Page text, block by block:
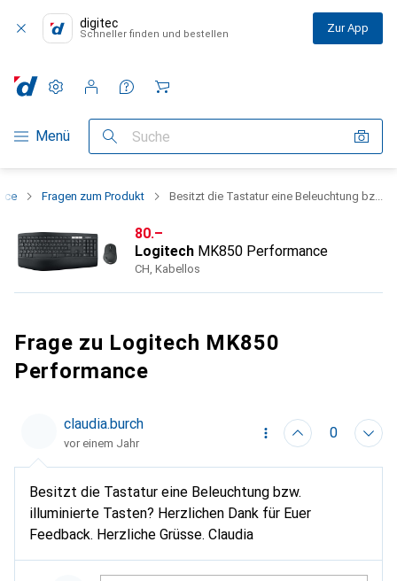
digitec
Schneller finden und bestellen Zur App
Navigation nach Kategorien
Menü Suche
Einstellungen
Kundenkonto
Vergleichslisten
Merklisten
Warenkorb
Fragen zum Produkt Besitzt die Tastatur eine Beleuchtung bz...
CHF
80.–
Logitech MK850 Performance
CH, Kabellos
Frage zu Logitech MK850
Performance
claudia.burch
vor einem Jahr
0
Besitzt die Tastatur eine Beleuchtung bzw.
illuminierte Tasten? Herzlichen Dank für Euer
Feedback. Herzliche Grüsse. Claudia